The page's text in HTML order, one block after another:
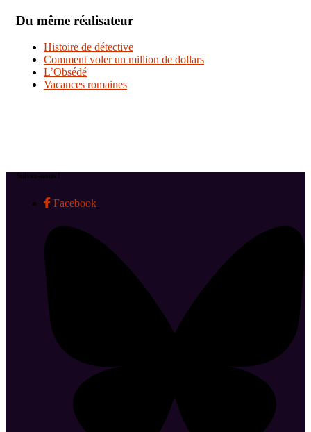
Du même réalisateur
Histoire de détective
Comment voler un million de dollars
L’Obsédé
Vacances romaines
Suivez-nous !
Facebook